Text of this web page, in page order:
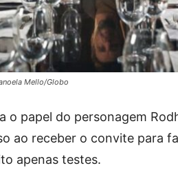
Mello/Globo
o papel do personagem
ao receber o convite para
apenas testes.